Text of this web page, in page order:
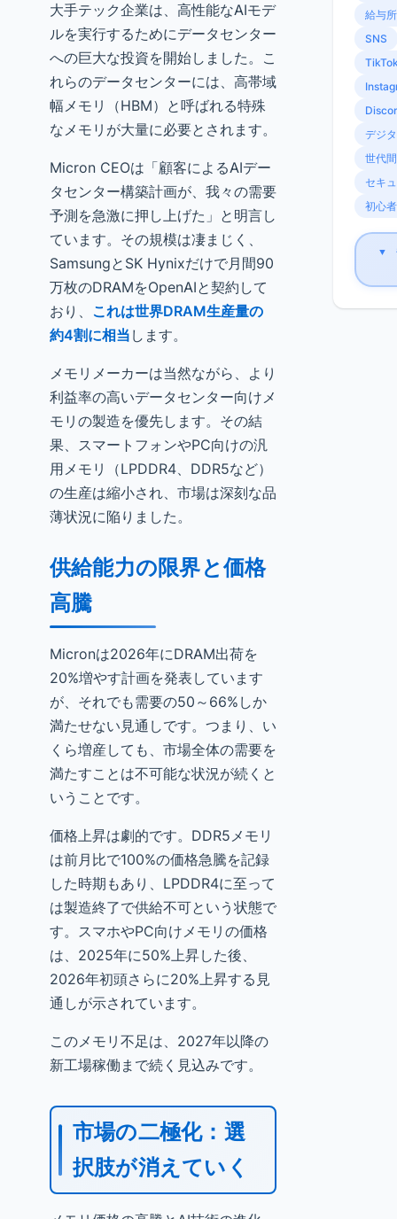
大手テック企業は、高性能なAIモデ
ルを実行するためにデータセンター
への巨大な投資を開始しました。こ
れらのデータセンターには、高帯域
幅メモリ（HBM）と呼ばれる特殊
なメモリが大量に必要とされます。
Micron CEOは「顧客によるAIデー
タセンター構築計画が、我々の需要
予測を急激に押し上げた」と明言し
ています。その規模は凄まじく、
SamsungとSK Hynixだけで月間90
万枚のDRAMをOpenAIと契約して
おり、 これは世界DRAM生産量の
約4割に相当 します。
メモリメーカーは当然ながら、より
利益率の高いデータセンター向けメ
モリの製造を優先します。その結
果、スマートフォンやPC向けの汎
用メモリ（LPDDR4、DDR5など）
の生産は縮小され、市場は深刻な品
薄状況に陥りました。
供給能力の限界と価格
高騰
Micronは2026年にDRAM出荷を
20%増やす計画を発表しています
が、それでも需要の50～66%しか
満たせない見通しです。つまり、い
くら増産しても、市場全体の需要を
満たすことは不可能な状況が続くと
いうことです。
価格上昇は劇的です。DDR5メモリ
は前月比で100%の価格急騰を記録
した時期もあり、LPDDR4に至って
は製造終了で供給不可という状態で
す。スマホやPC向けメモリの価格
は、2025年に50%上昇した後、
2026年初頭さらに20%上昇する見
通しが示されています。
このメモリ不足は、2027年以降の
新工場稼働まで続く見込みです。
市場の二極化：選
択肢が消えていく
給与
SNS
デジ
世代
セキ
初心
▼